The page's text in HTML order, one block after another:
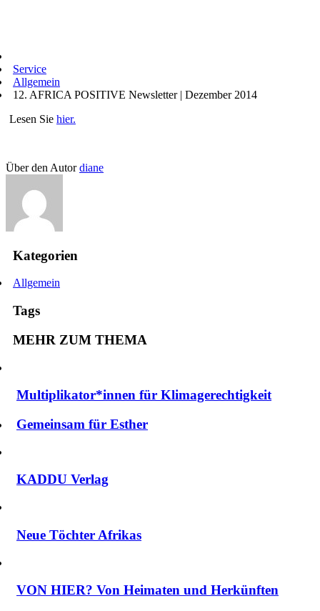
Service
Allgemein
12. AFRICA POSITIVE Newsletter | Dezember 2014
Lesen Sie hier.
Über den Autordiane
Kategorien
Allgemein
Tags
MEHR ZUM THEMA
Multiplikator*innen für Klimagerechtigkeit
Gemeinsam für Esther
KADDU Verlag
Neue Töchter Afrikas
VON HIER? Von Heimaten und Herkünften